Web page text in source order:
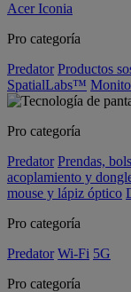
Acer Iconia
Pro categoría
Predator Productos
SpatialLabs™
Pro categoría
Predator Prendas,
acoplamiento y
mouse y lápiz óptico
Pro categoría
Predator Wi-Fi 5G
Pro categoría